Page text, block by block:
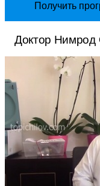
Получить
Доктор Нимрод